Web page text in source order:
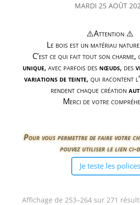
MARDI 25 AOÛT
⚠️Attention ⚠️
Le bois est un matériau
C’est ce qui fait tout son charme,
unique, avec parfois des nœuds, des
variations de teinte, qui racontent
rendent chaque création
Merci de votre
Pour vous permettre de faire votre
pouvez utiliser le lien ci-
Je teste les polices
Affichage de 253–264 sur 271